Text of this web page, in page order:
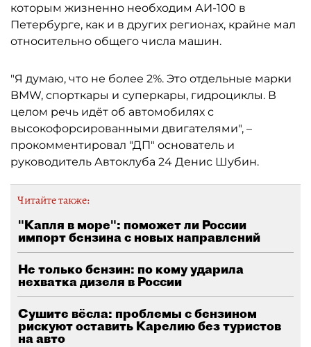
которым жизненно необходим АИ-100 в
Петербурге, как и в других регионах, крайне мал
относительно общего числа машин.
"Я думаю, что не более 2%. Это отдельные марки
BMW, спорткары и суперкары, гидроциклы. В
целом речь идёт об автомобилях с
высокофорсированными двигателями", –
прокомментировал "ДП" основатель и
руководитель Автоклуба 24 Денис Шубин.
Читайте также:
"Капля в море": поможет ли России
импорт бензина с новых направлений
Не только бензин: по кому ударила
нехватка дизеля в России
Сушите вёсла: проблемы с бензином
рискуют оставить Карелию без туристов
на авто